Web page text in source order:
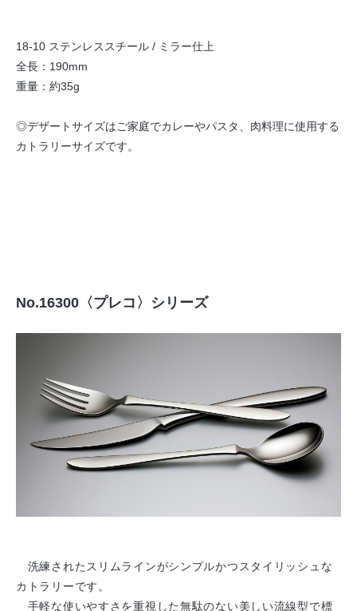
18-10 ステンレススチール / ミラー仕上
全長：190mm
重量：約35g
◎デザートサイズはご家庭でカレーやパスタ、肉料理に使用する
カトラリーサイズです。
No.16300〈プレコ〉シリーズ
洗練されたスリムラインがシンプルかつスタイリッシュな
カトラリーです。
手軽な使いやすさを重視した無駄のない美しい流線型で標